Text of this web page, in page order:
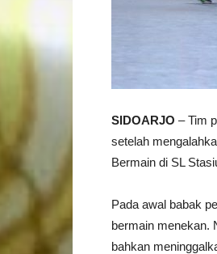
SIDOARJO – Tim
setelah
Bermain di SL
Pada awal babak
bermain menekan.
bahkan